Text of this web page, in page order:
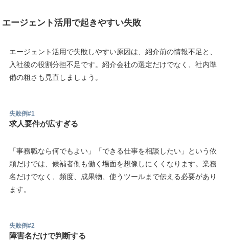
エージェント活用で起きやすい失敗
エージェント活用で失敗しやすい原因は、紹介前の情報不足と、
入社後の役割分担不足です。紹介会社の選定だけでなく、社内準
備の粗さも見直しましょう。
失敗例#1
求人要件が広すぎる
「事務職なら何でもよい」「できる仕事を相談したい」という依
頼だけでは、候補者側も働く場面を想像しにくくなります。業務
名だけでなく、頻度、成果物、使うツールまで伝える必要があり
ます。
失敗例#2
障害名だけで判断する